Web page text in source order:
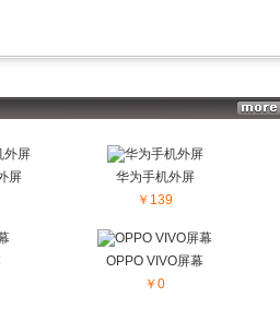
屏
华为手机外屏
￥139
OPPO VIVO屏幕
￥0